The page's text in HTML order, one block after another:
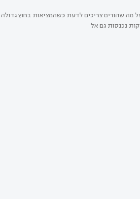
מה שהורים צריכים לדעת כשהמציאות בחוץ גדולה
נכנסות גם אל